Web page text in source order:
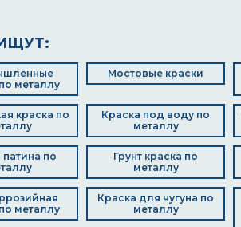
металлу
Мостовые краски
краска по
Краска под воду по
металлу
патина по
Грунт краска по
металлу
металлу
Краска для чугуна по
металлу